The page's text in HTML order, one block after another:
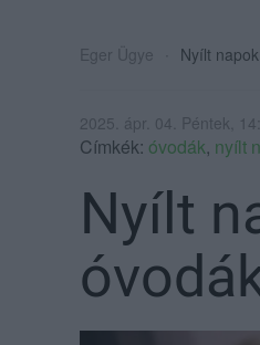
Eger Ügye Nyílt
2025. ápr. 04. Péntek,
Címkék: óvodák, nyílt
Nyílt